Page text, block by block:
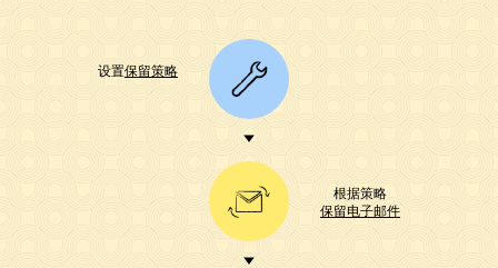
设置保留策略
根据策略
保留电子邮件